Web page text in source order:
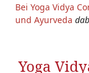
Bei Yoga Vidya
und Ayurveda
Yoga